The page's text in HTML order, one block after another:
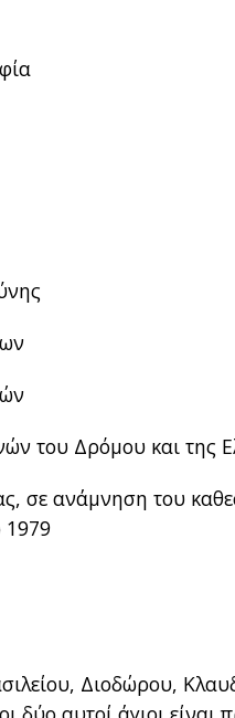
του Δρόμου και της
σε ανάμνηση του
1979
Διοδώρου,